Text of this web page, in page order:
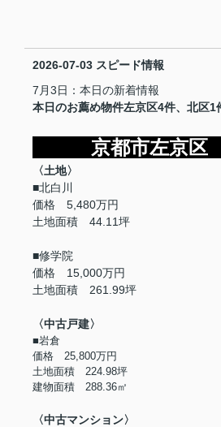
2026-07-03 スピード情報
7月3日：本日の新着情報
本日のお薦め物件左京区4件、北区1
京都市左
〈土地〉
■北白川
価格 5,480万円
土地面積 44.11坪
■修学院
価格 15,000万円
土地面積 261.99坪
〈中古戸建〉
■岩倉
価格 25,800万円
土地面積 224.98坪
建物面積 288.36㎡
〈中古マンション〉